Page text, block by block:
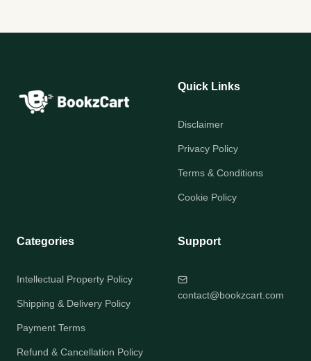
Quick Links
Disclaimer
Privacy Policy
Terms & Conditions
Cookie Policy
Categories
Intellectual Property Policy
Shipping & Delivery Policy
Payment Terms
Refund & Cancellation Policy
Support
contact@bookzcart.com